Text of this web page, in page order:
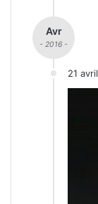
Avr
- 2016 -
21 avril